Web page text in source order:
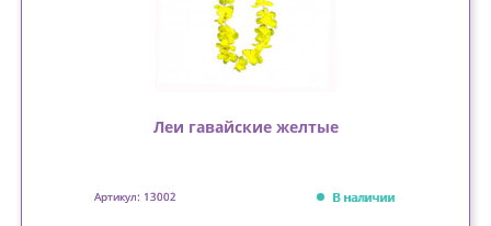
Леи гавайские желтые
Артикул: 13002 В наличии